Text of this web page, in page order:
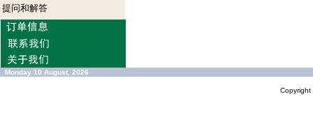
提问和解答
Monday 10 August, 2026